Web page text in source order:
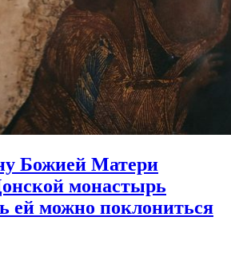
Божией Матери
монастырь
ей можно поклониться